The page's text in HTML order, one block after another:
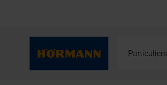
Particuliers